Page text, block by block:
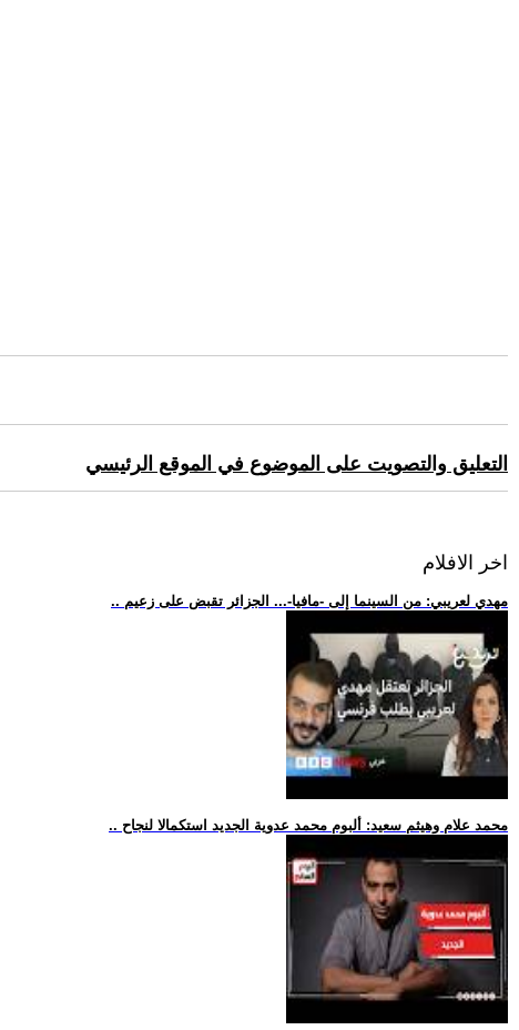
التعليق والتصويت على الموضوع في الموقع الرئيسي
اخر الافلام
.. مهدي لعريبي: من السينما إلى -مافيا-... الجزائر تقبض على زعيم
.. محمد علام وهيثم سعيد: ألبوم محمد عدوية الجديد استكمالا لنجاح